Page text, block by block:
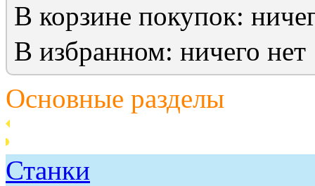
В корзине покупок:
В избранном: ничего нет
Основные разделы
Станки